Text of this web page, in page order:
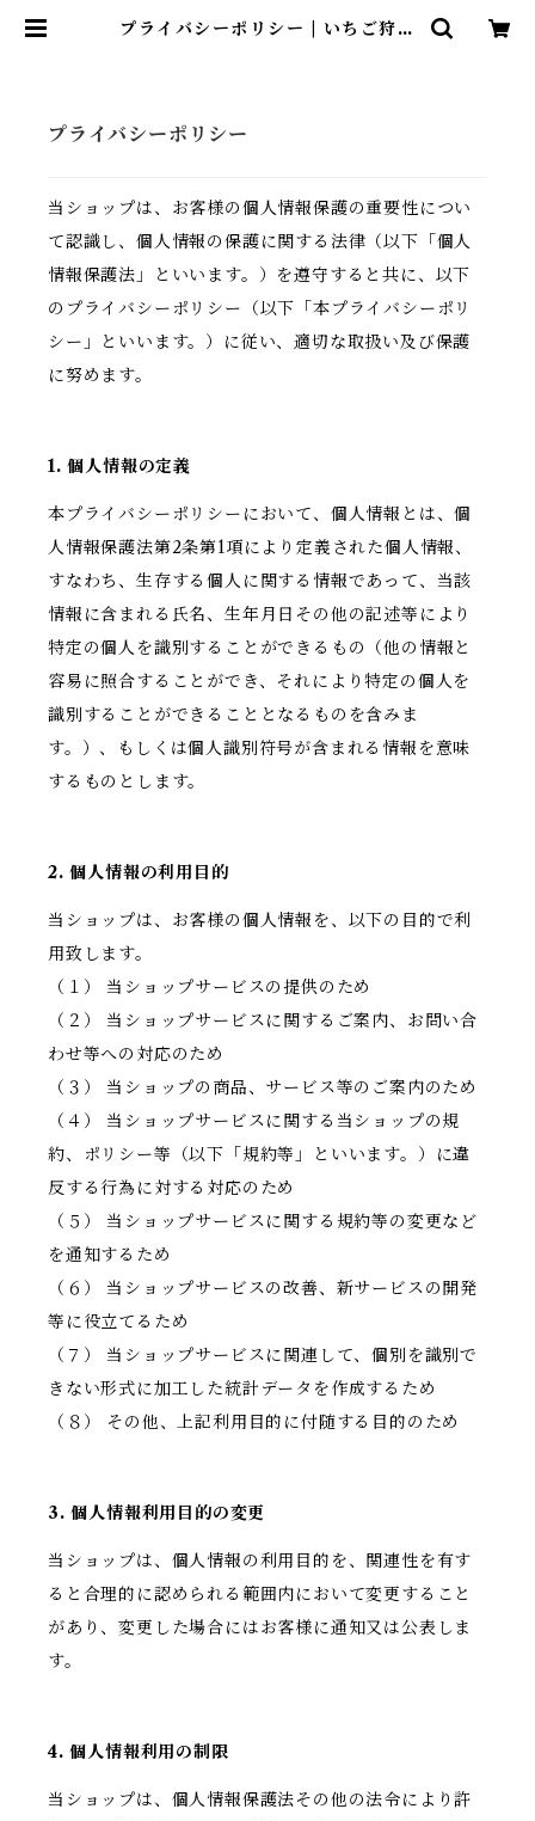
プライバシーポリシー | いちご狩り
プライバシーポリシー
当ショップは、お客様の個人情報保護の重要性につい
て認識し、個人情報の保護に関する法律（以下「個人
情報保護法」といいます。）を遵守すると共に、以下
のプライバシーポリシー（以下「本プライバシーポリ
シー」といいます。）に従い、適切な取扱い及び保護
に努めます。
1. 個人情報の定義
本プライバシーポリシーにおいて、個人情報とは、個
人情報保護法第2条第1項により定義された個人情報、
すなわち、生存する個人に関する情報であって、当該
情報に含まれる氏名、生年月日その他の記述等により
特定の個人を識別することができるもの（他の情報と
容易に照合することができ、それにより特定の個人を
識別することができることとなるものを含みま
す。）、もしくは個人識別符号が含まれる情報を意味
するものとします。
2. 個人情報の利用目的
当ショップは、お客様の個人情報を、以下の目的で利
用致します。
（１） 当ショップサービスの提供のため
（２） 当ショップサービスに関するご案内、お問い合
わせ等への対応のため
（３） 当ショップの商品、サービス等のご案内のため
（４） 当ショップサービスに関する当ショップの規
約、ポリシー等（以下「規約等」といいます。）に違
反する行為に対する対応のため
（５） 当ショップサービスに関する規約等の変更など
を通知するため
（６） 当ショップサービスの改善、新サービスの開発
等に役立てるため
（７） 当ショップサービスに関連して、個別を識別で
きない形式に加工した統計データを作成するため
（８） その他、上記利用目的に付随する目的のため
3. 個人情報利用目的の変更
当ショップは、個人情報の利用目的を、関連性を有す
ると合理的に認められる範囲内において変更すること
があり、変更した場合にはお客様に通知又は公表しま
す。
4. 個人情報利用の制限
当ショップは、個人情報保護法その他の法令により許